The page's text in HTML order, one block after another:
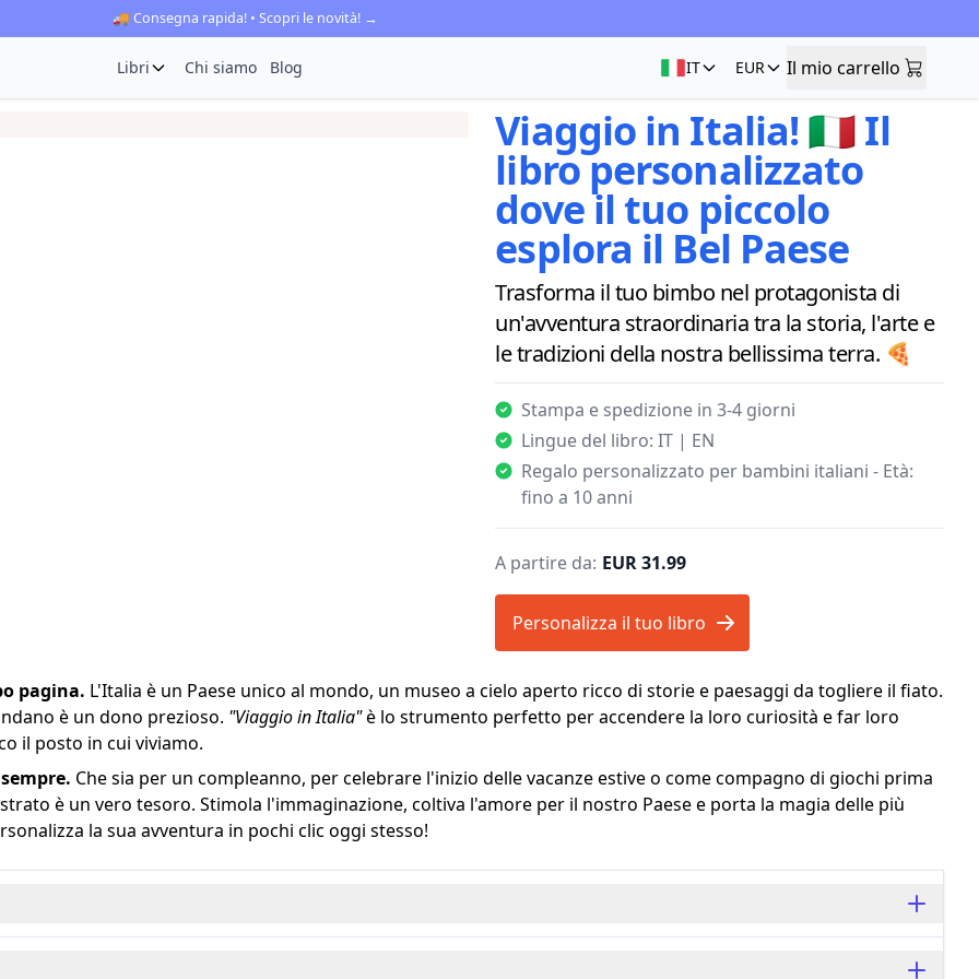
🚚 Consegna rapida! • Scopri le novità! →
Libri Chi siamo Blog IT EUR Il mio carrello
Il mio carrello
Viaggio in Italia! 🇮🇹 Il
libro personalizzato
dove il tuo piccolo
esplora il Bel Paese
Trasforma il tuo bimbo nel protagonista di
un'avventura straordinaria tra la storia, l'arte e
le tradizioni della nostra bellissima terra. 🍕
Stampa e spedizione in 3-4 giorni
Lingue del libro: IT | EN
Regalo personalizzato per bambini italiani - Età:
fino a 10 anni
A partire da: EUR 31.99
Personalizza il tuo libro
pagina. L'Italia è un Paese unico al mondo, un museo a cielo aperto ricco di storie e paesaggi da togliere il fiato.
è un dono prezioso. "Viaggio in Italia"è lo strumento perfetto per accendere la loro curiosità e far loro
il posto in cui viviamo.
Che sia per un compleanno, per celebrare l'inizio delle vacanze estive o come compagno di giochi prima
è un vero tesoro. Stimola l'immaginazione, coltiva l'amore per il nostro Paese e porta la magia delle più
la sua avventura in pochi clic oggi stesso!
cattura e educa: